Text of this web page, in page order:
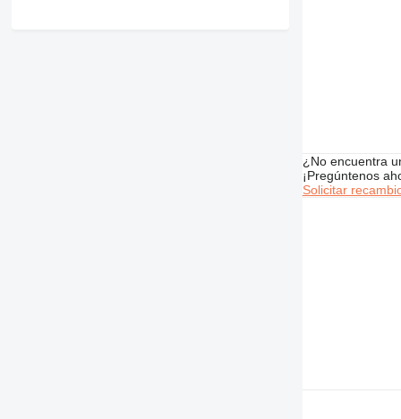
¿No encuentra
¡Pregúntenos
Solicitar